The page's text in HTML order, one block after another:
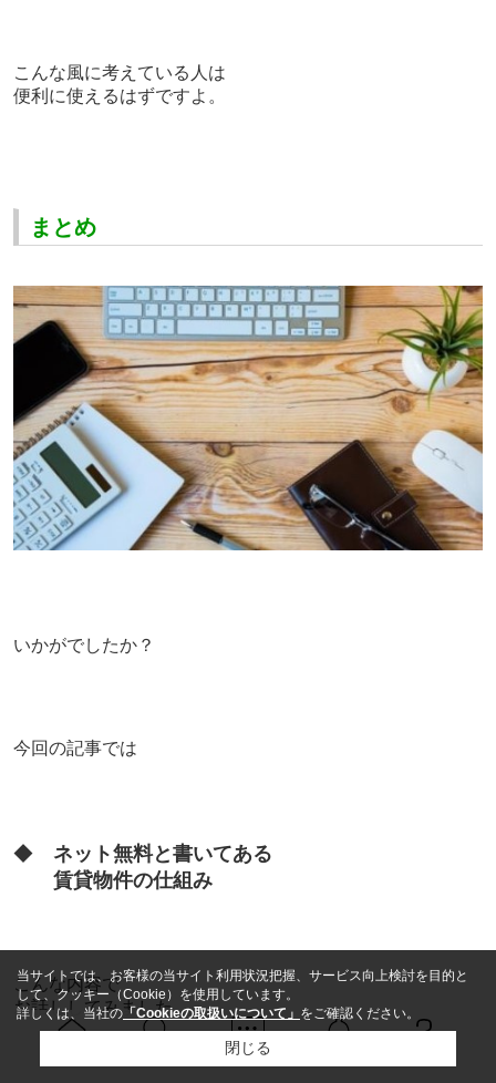
こんな風に考えている人は
便利に使えるはずですよ。
まとめ
いかがでしたか？
今回の記事では
◆ ネット無料と書いてある
賃貸物件の仕組み
こんな内容で
お話ししてみました。
問い合せ
当サイトでは、お客様の当サイト利用状況把握、サービス向上検討を目的と
して、クッキー（Cookie）を使用しています。
詳しくは、当社の 「Cookieの取扱いについて」 をご確認ください。
閉じる